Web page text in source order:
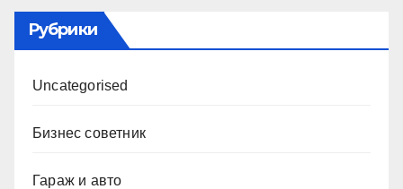
Рубрики
Uncategorised
Бизнес советник
Гараж и авто